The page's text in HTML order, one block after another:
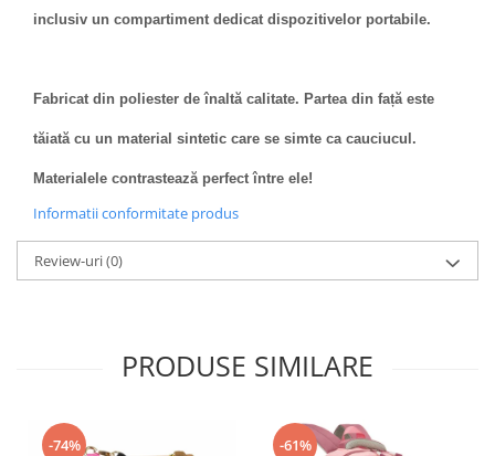
inclusiv un compartiment dedicat dispozitivelor portabile.
Fabricat din poliester de înaltă calitate. Partea din față este
tăiată cu un material sintetic care se simte ca cauciucul.
Materialele contrastează perfect între ele!
Informatii conformitate produs
Review-uri(0)
PRODUSE SIMILARE
-74% -61%